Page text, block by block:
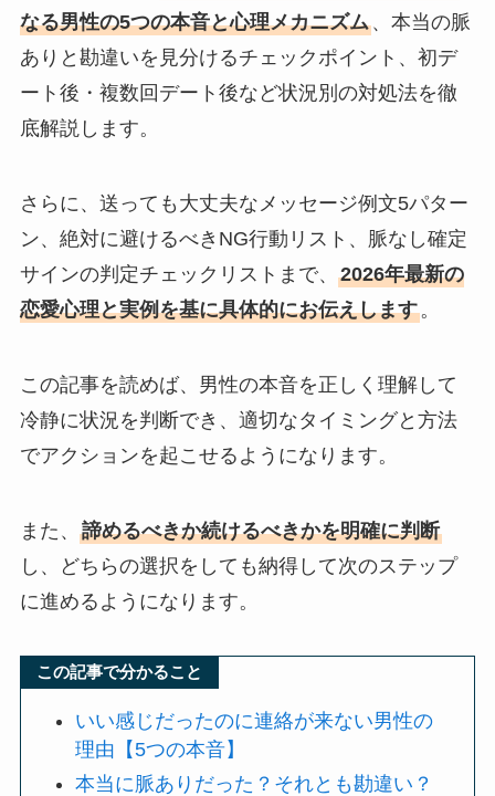
なる男性の5つの本音と心理メカニズム、本当の脈
ありと勘違いを見分けるチェックポイント、初デ
ート後・複数回デート後など状況別の対処法を徹
底解説します。
さらに、送っても大丈夫なメッセージ例文5パター
ン、絶対に避けるべきNG行動リスト、脈なし確定
サインの判定チェックリストまで、 2026年最新の
恋愛心理と実例を基に具体的にお伝えします。
この記事を読めば、男性の本音を正しく理解して
冷静に状況を判断でき、適切なタイミングと方法
でアクションを起こせるようになります。
また、 諦めるべきか続けるべきかを明確に判断
し、どちらの選択をしても納得して次のステップ
に進めるようになります。
この記事で分かること
いい感じだったのに連絡が来ない男性の
理由【5つの本音】
本当に脈ありだった？それとも勘違い？